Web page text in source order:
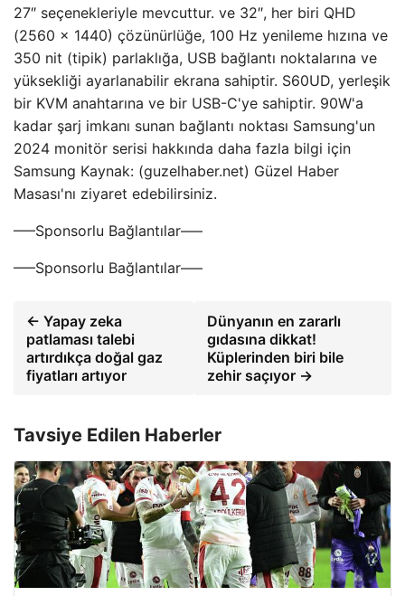
27″ seçenekleriyle mevcuttur. ve 32″, her biri QHD
(2560 x 1440) çözünürlüğe, 100 Hz yenileme hızına ve
350 nit (tipik) parlaklığa, USB bağlantı noktalarına ve
yüksekliği ayarlanabilir ekrana sahiptir. S60UD, yerleşik
bir KVM anahtarına ve bir USB-C'ye sahiptir. 90W'a
kadar şarj imkanı sunan bağlantı noktası Samsung'un
2024 monitör serisi hakkında daha fazla bilgi için
Samsung Kaynak: (guzelhaber.net) Güzel Haber
Masası'nı ziyaret edebilirsiniz.
—–Sponsorlu Bağlantılar—–
—–Sponsorlu Bağlantılar—–
← Yapay zeka
patlaması talebi
artırdıkça doğal gaz
fiyatları artıyor
Dünyanın en zararlı
gıdasına dikkat!
Küplerinden biri bile
zehir saçıyor →
Tavsiye Edilen Haberler